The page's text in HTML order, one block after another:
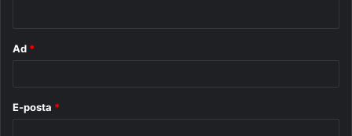
Ad *
E-posta *